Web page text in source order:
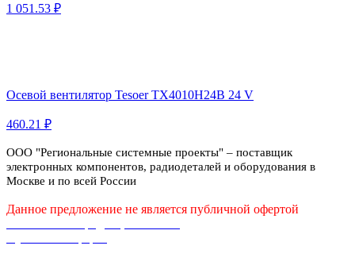
1 051.53 ₽
Осевой вентилятор Tesoer TX4010H24B 24 V
460.21 ₽
ООО "Региональные системные проекты" – поставщик
электронных компонентов, радиодеталей и оборудования в
Москве и по всей России
Данное предложение не является публичной офертой